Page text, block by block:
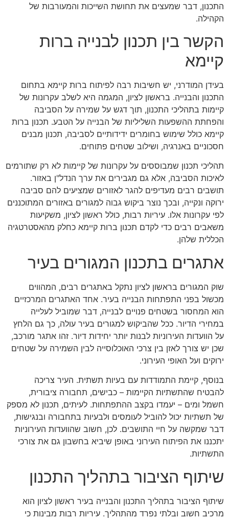
התכנון, דבר שמעצים את תחושת השייכות והמעורבות של
הקהילה.
הקשר בין תכנון לבנייה ברות
קיימא
בעידן המודרני, יש חשיבות רבה לפיתוח ברות קיימא בתחום
התכנון והבנייה. בראשון לציון, המגמה היא לשלב עקרונות של
קיימות בתהליכי התכנון, תוך דגש על שמירה על הסביבה
והפחתת ההשפעות השליליות של הבנייה על הטבע. תכנון ברות
קיימא כולל שימוש בחומרים ידידותיים לסביבה, תכנון מבנים
חסכוניים באנרגיה, ושילוב שטחים פתוחים.
תהליכי תכנון שמבוססים על עקרונות של קיימות לא רק שתורמים
לאיכות הסביבה, אלא גם מגבירים את ערך הנדל"ן באזור.
תושבים רבים מעדיפים להגר לאזורים שמציעים להם סביבה
ירוקה ונקייה, ובכך נוצר ביקוש גבוה למגורים באזורים המתוכננים
לפי עקרונות אלו. עיריות רבות, כולל ראשון לציון, משקיעות
משאבים רבים כדי לקדם תכנון ברות קיימא כחלק מהאסטרטגיה
הכללית שלהן.
אתגרים בתכנון המגורים בעיר
שוק המגורים בראשון לציון נתקל באתגרים רבים, המהווים
מכשול בפני התפתחות הבנייה בעיר. אחד האתגרים המרכזיים
הוא המחסור בשטחים פנויים לבנייה, דבר שמוביל לעלייה
במחירי הדיור. ככל שהביקוש למגורים בעיר עולה, כך גם הלחץ
על הוועדות העירוניות לבנות יותר יחידות דיור. זהו אתגר מורכב,
שכן יש צורך לאזן בין צרכי האוכלוסייה לבין השמירה על שטחים
ירוקים ועל האופי העירוני.
בנוסף, קיימת התמודדות עם בעיות תשתית. העיר צריכה
להבטיח שהתשתיות הקיימות – כבישים, תחבורה ציבורית,
חשמל ומים – יעמדו בקצב ההתפתחות. לעיתים, תכנון לא מספק
של תשתיות יכול להוביל לעומסים ולבעיות בתחבורה ובנגישות,
דבר שמקשה על חיי התושבים. לכן, חשוב שהוועדות העירוניות
יתכננו את הפיתוח העירוני באופן שיביא בחשבון גם את צורכי
התשתיות.
שיתוף הציבור בתהליך התכנון
שיתוף הציבור בתהליך התכנון והבנייה בעיר ראשון לציון הוא
מרכיב חשוב ובלתי נפרד מהתהליך. עיריות רבות מבינות כי